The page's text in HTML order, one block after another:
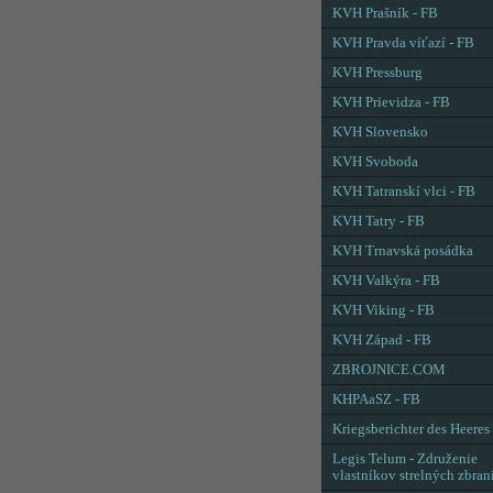
KVH Prašník - FB
KVH Pravda víťazí - FB
KVH Pressburg
KVH Prievidza - FB
KVH Slovensko
KVH Svoboda
KVH Tatranskí vlci - FB
KVH Tatry - FB
KVH Trnavská posádka
KVH Valkýra - FB
KVH Viking - FB
KVH Západ - FB
ZBROJNICE.COM
KHPAaSZ - FB
Kriegsberichter des Heeres
Legis Telum - Združenie
vlastníkov strelných